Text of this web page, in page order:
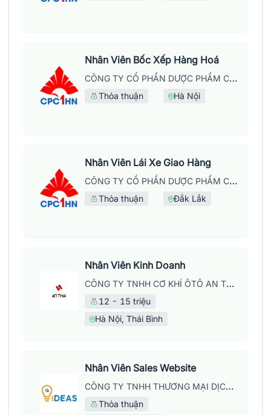
Nhân Viên Bốc Xếp Hàng Hoá
CÔNG TY CỔ PHẦN DƯỢC PHẨM CPC1 HÀ NỘI
Thỏa thuận Hà Nội
Nhân Viên Lái Xe Giao Hàng
CÔNG TY CỔ PHẦN DƯỢC PHẨM CPC1 HÀ NỘI
Thỏa thuận Đắk Lắk
Nhân Viên Kinh Doanh
CÔNG TY TNHH CƠ KHÍ ÔTÔ AN THÁI
12 - 15 triệu
Hà Nội, Thái Bình
Nhân Viên Sales Website
CÔNG TY TNHH THƯƠNG MẠI DỊCH VỤ WEB IDEAS
Thỏa thuận